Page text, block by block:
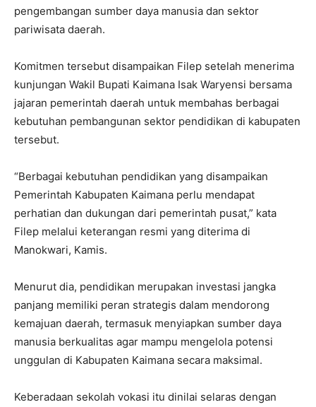
pengembangan sumber daya manusia dan sektor
pariwisata daerah.
Komitmen tersebut disampaikan Filep setelah menerima
kunjungan Wakil Bupati Kaimana Isak Waryensi bersama
jajaran pemerintah daerah untuk membahas berbagai
kebutuhan pembangunan sektor pendidikan di kabupaten
tersebut.
“Berbagai kebutuhan pendidikan yang disampaikan
Pemerintah Kabupaten Kaimana perlu mendapat
perhatian dan dukungan dari pemerintah pusat,” kata
Filep melalui keterangan resmi yang diterima di
Manokwari, Kamis.
Menurut dia, pendidikan merupakan investasi jangka
panjang memiliki peran strategis dalam mendorong
kemajuan daerah, termasuk menyiapkan sumber daya
manusia berkualitas agar mampu mengelola potensi
unggulan di Kabupaten Kaimana secara maksimal.
Keberadaan sekolah vokasi itu dinilai selaras dengan